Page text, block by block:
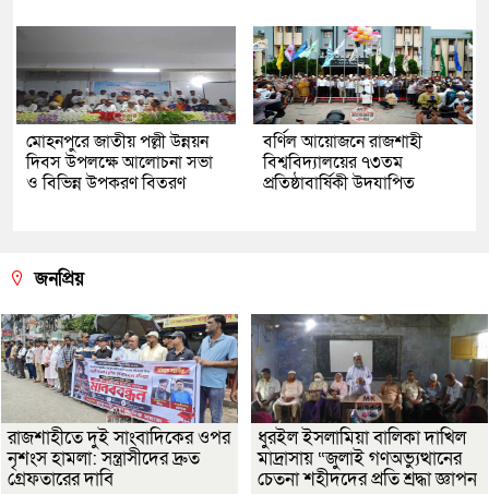
মোহনপুরে জাতীয় পল্লী উন্নয়ন
দিবস উপলক্ষে আলোচনা সভা
ও বিভিন্ন উপকরণ বিতরণ
বর্ণিল আয়োজনে রাজশাহী
বিশ্ববিদ্যালয়ের ৭৩তম
প্রতিষ্ঠাবার্ষিকী উদযাপিত
জনপ্রিয়
রাজশাহীতে দুই সাংবাদিকের ওপর
নৃশংস হামলা: সন্ত্রাসীদের দ্রুত
গ্রেফতারের দাবি
ধুরইল ইসলামিয়া বালিকা দাখিল
মাদ্রাসায় “জুলাই গণঅভ্যুত্থানের
চেতনা শহীদদের প্রতি শ্রদ্ধা জ্ঞাপন